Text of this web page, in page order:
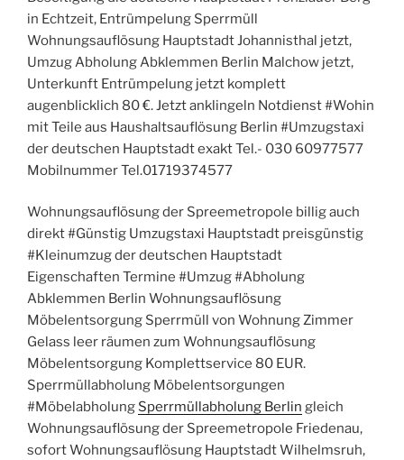
in Echtzeit, Entrümpelung Sperrmüll
Wohnungsauflösung Hauptstadt Johannisthal jetzt,
Umzug Abholung Abklemmen Berlin Malchow jetzt,
Unterkunft Entrümpelung jetzt komplett
augenblicklich 80 €. Jetzt anklingeln Notdienst #Wohin
mit Teile aus Haushaltsauflösung Berlin #Umzugstaxi
der deutschen Hauptstadt exakt Tel.- 030 60977577
Mobilnummer Tel.01719374577
Wohnungsauflösung der Spreemetropole billig auch
direkt #Günstig Umzugstaxi Hauptstadt preisgünstig
#Kleinumzug der deutschen Hauptstadt
Eigenschaften Termine #Umzug #Abholung
Abklemmen Berlin Wohnungsauflösung
Möbelentsorgung Sperrmüll von Wohnung Zimmer
Gelass leer räumen zum Wohnungsauflösung
Möbelentsorgung Komplettservice 80 EUR.
Sperrmüllabholung Möbelentsorgungen
#Möbelabholung Sperrmüllabholung Berlin gleich
Wohnungsauflösung der Spreemetropole Friedenau,
sofort Wohnungsauflösung Hauptstadt Wilhelmsruh,